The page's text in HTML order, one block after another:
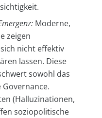
Moderne,
zeigen
nicht effektiv
lassen. Diese
sowohl das
(Halluzinationen,
soziopolitische